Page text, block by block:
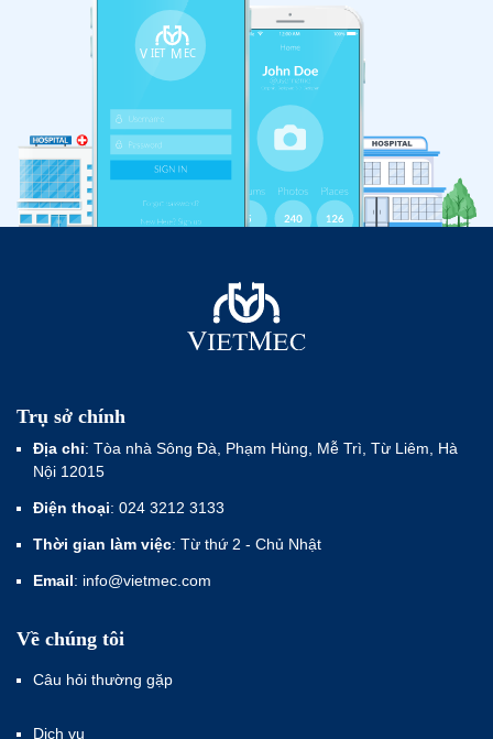
Trụ sở chính
Địa chỉ: Tòa nhà Sông Đà, Phạm Hùng, Mễ Trì, Từ Liêm, Hà
Nội 12015
Điện thoại: 024 3212 3133
Thời gian làm việc: Từ thứ 2 - Chủ Nhật
Email: info@vietmec.com
Về chúng tôi
Câu hỏi thường gặp
Dịch vụ